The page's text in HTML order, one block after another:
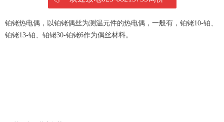
铂铑热电偶，以铂铑偶丝为测温元件的热电偶，一般有，铂铑10-铂、
铂铑13-铂、铂铑30-铂铑6作为偶丝材料。